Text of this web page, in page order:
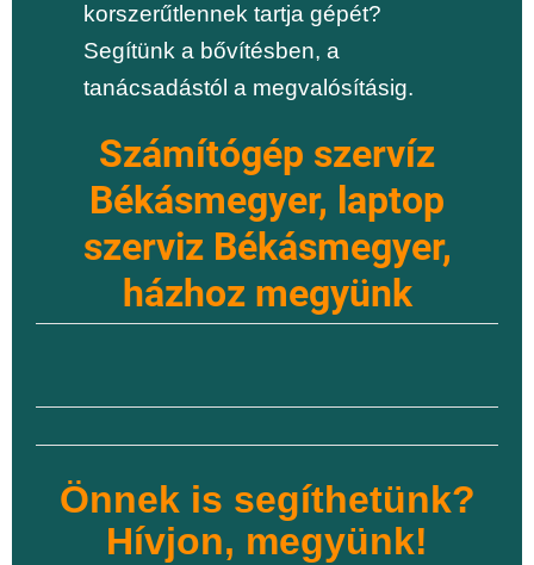
korszerűtlennek tartja gépét?
Segítünk a bővítésben, a
tanácsadástól a megvalósításig.
Számítógép szervíz
Békásmegyer, laptop
szerviz Békásmegyer,
házhoz megyünk
Önnek is segíthetünk?
Hívjon, megyünk!